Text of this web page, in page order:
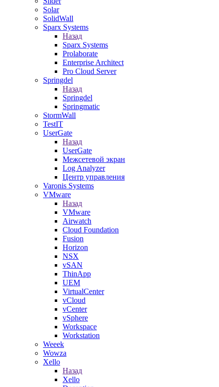
Solar
SolidWall
Sparx Systems
Назад
Sparx Systems
Prolaborate
Enterprise Architect
Pro Cloud Server
Springdel
Назад
Springdel
Springmatic
StormWall
TestIT
UserGate
Назад
UserGate
Межсетевой экран
Log Analyzer
Центр управления
Varonis Systems
VMware
Назад
VMware
Airwatch
Cloud Foundation
Fusion
Horizon
NSX
vSAN
ThinApp
UEM
VirtualCenter
vCloud
vCenter
vSphere
Workspace
Workstation
Weeek
Wowza
Xello
Назад
Xello